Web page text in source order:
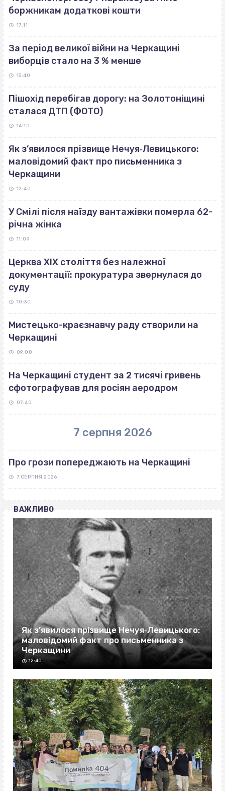
боржникам додаткові кошти
17:11
За період великої війни на Черкащині
виборців стало на 3 % менше
15:40
Пішохід перебігав дорогу: на Золотоніщині
сталася ДТП (ФОТО)
14:10
Як з’явилося прізвище Нечуя‐Левицького:
маловідомий факт про письменника з
Черкащини
12:40
У Смілі після наїзду вантажівки померла 62-
річна жінка
11:09
Церква ХІХ століття без належної
документації: прокуратура звернулася до
суду
10:30
Мистецько-краєзнавчу раду створили на
Черкащині
09:00
На Черкащині студент за 2 тисячі гривень
сфотографував для росіян аеродром
07:40
7 серпня 2026
Про грози попереджають на Черкащині
7 СЕРПНЯ 2026
ВАЖЛИВО
Як з’явилося прізвище Нечуя‐Левицького:
маловідомий факт про письменника з
Черкащини
12:40